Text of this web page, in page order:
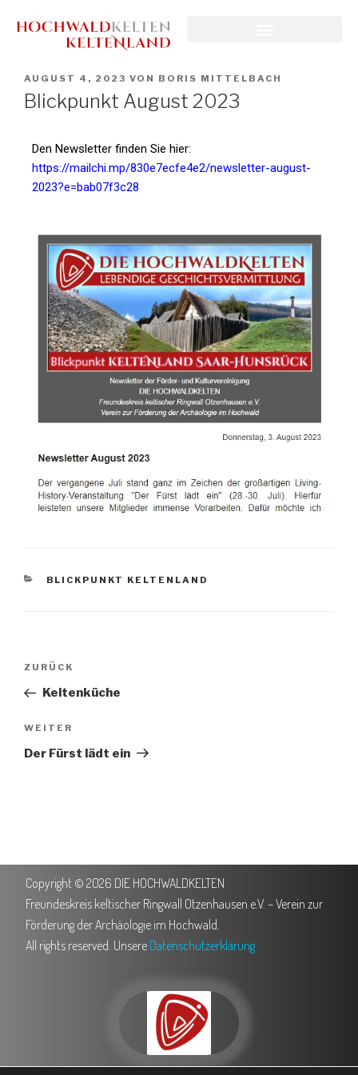
AUGUST 4, 2023 VON BORIS MITTELBACH
Blickpunkt August 2023
Den Newsletter finden Sie hier:
https://mailchi.mp/830e7ecfe4e2/newsletter-august-
2023?e=bab07f3c28
BLICKPUNKT KELTENLAND
ZURÜCK
Keltenküche
WEITER
Der Fürst lädt ein
Copyright © 2026 DIE HOCHWALDKELTEN
Freundeskreis keltischer Ringwall Otzenhausen e.V. – Verein zur
Förderung der Archäologie im Hochwald.
All rights reserved. Unsere Datenschutzerklärung